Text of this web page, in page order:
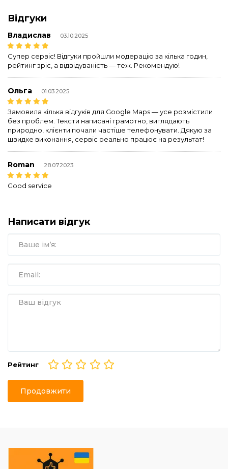
Відгуки
Владислав 03.10.2025
Супер сервіс! Відгуки пройшли модерацію за кілька годин,
рейтинг зріс, а відвідуваність — теж. Рекомендую!
Ольга 01.03.2025
Замовила кілька відгуків для Google Maps — усе розмістили
без проблем. Тексти написані грамотно, виглядають
природно, клієнти почали частіше телефонувати. Дякую за
швидке виконання, сервіс реально працює на результат!
Roman 28.07.2023
Good service
Написати відгук
Рейтинг
Продовжити